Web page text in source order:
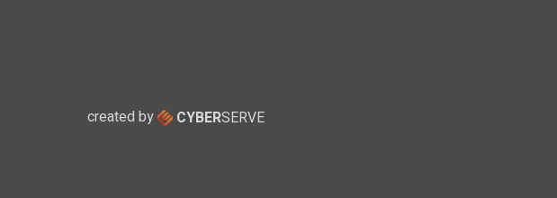
created by CYBERSERVE